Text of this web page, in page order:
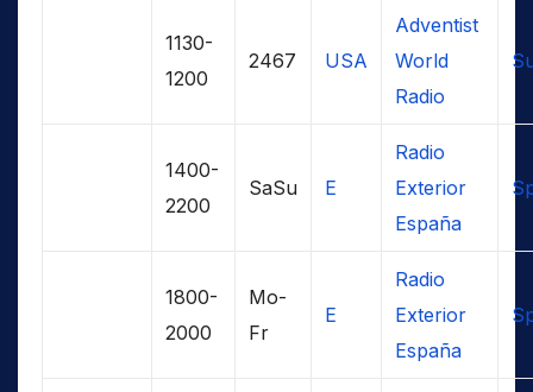
1130-
1200
2467 USA
Adventist
World
Radio
1400-
2200
SaSu E
Radio
Exterior
España
1800-
2000
Mo-
Fr
E
Radio
Exterior
España